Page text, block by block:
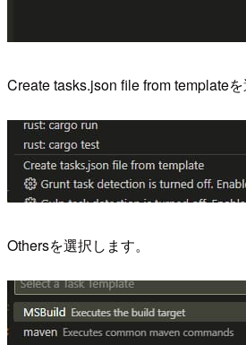
Create tasks.json file from templateを
Othersを選択します。